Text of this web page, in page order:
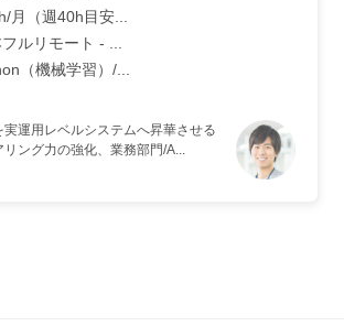
月（週40h目安...
ルリモート - ...
（機械学習）/...
運用レベルシステムへ昇華させる
ング力の強化、業務部門/A...